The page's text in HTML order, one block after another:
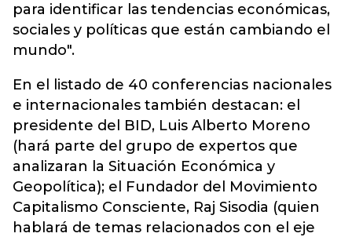
para identificar las tendencias económicas,
sociales y políticas que están cambiando el
mundo".
En el listado de 40 conferencias nacionales
e internacionales también destacan: el
presidente del BID, Luis Alberto Moreno
(hará parte del grupo de expertos que
analizaran la Situación Económica y
Geopolítica); el Fundador del Movimiento
Capitalismo Consciente, Raj Sisodia (quien
hablará de temas relacionados con el eje